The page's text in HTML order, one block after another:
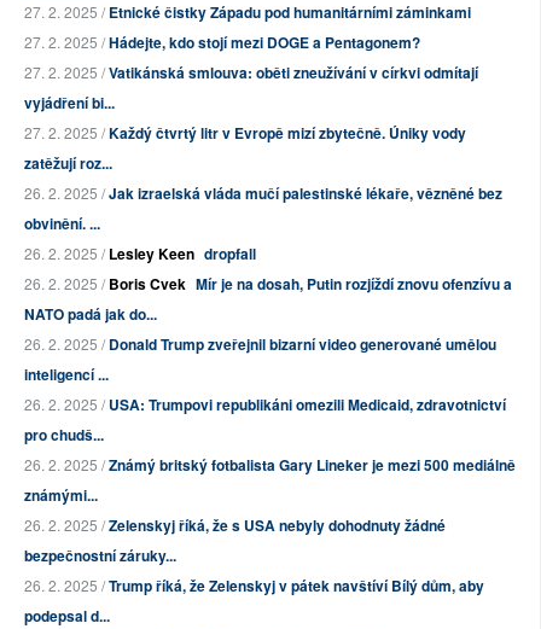
27. 2. 2025 /Etnické čistky Západu pod humanitárními záminkami
27. 2. 2025 /Hádejte, kdo stojí mezi DOGE a Pentagonem?
27. 2. 2025 /Vatikánská smlouva: oběti zneužívání v církvi odmítají
vyjádření bi...
27. 2. 2025 /Každý čtvrtý litr v Evropě mizí zbytečně. Úniky vody
zatěžují roz...
26. 2. 2025 /Jak izraelská vláda mučí palestinské lékaře, vězněné bez
obvinění. ...
26. 2. 2025 /Lesley Keen dropfall
26. 2. 2025 /Boris Cvek Mír je na dosah, Putin rozjíždí znovu ofenzívu a
NATO padá jak do...
26. 2. 2025 /Donald Trump zveřejnil bizarní video generované umělou
inteligencí ...
26. 2. 2025 /USA: Trumpovi republikáni omezili Medicaid, zdravotnictví
pro chudš...
26. 2. 2025 /Známý britský fotbalista Gary Lineker je mezi 500 mediálně
známými...
26. 2. 2025 /Zelenskyj říká, že s USA nebyly dohodnuty žádné
bezpečnostní záruky...
26. 2. 2025 /Trump říká, že Zelenskyj v pátek navštíví Bílý dům, aby
podepsal d...